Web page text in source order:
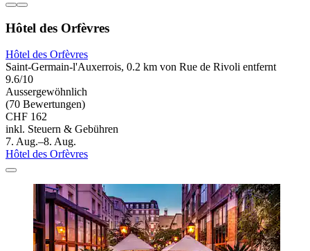
Hôtel des Orfèvres
Hôtel des Orfèvres
Saint-Germain-l'Auxerrois, 0.2 km von Rue de Rivoli entfernt
9.6/10
Aussergewöhnlich
(70 Bewertungen)
CHF 162
inkl. Steuern & Gebühren
7. Aug.–8. Aug.
Hôtel des Orfèvres